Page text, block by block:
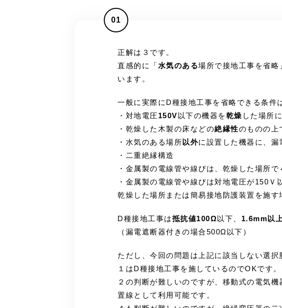
01
正解は３です。
直感的に「水気のある場所で接地工事を省略
います。
一般に実際にD種接地工事を省略できる条件
・対地電圧150V 以下の機器を乾燥 した場所
・乾燥した木製の床などの絶縁性のものの上
・水気のある場所 以外に設置した機器に、
・二重絶縁構造
・金属製の電線管や線ぴは、乾燥した場所で
・金属製の電線管や線ぴは対地電圧が150
乾燥した場所または簡易接地防護装置を施す
D種接地工事は抵抗値100Ω以下、 1.6mm以上
（漏電遮断器付きの場合500Ω以下）
ただし、今回の問題は上記に該当しない選択
１はD種接地工事を施しているのでOKです
２の判断が難しいのですが、移動式の電気
置線として利用可能です。